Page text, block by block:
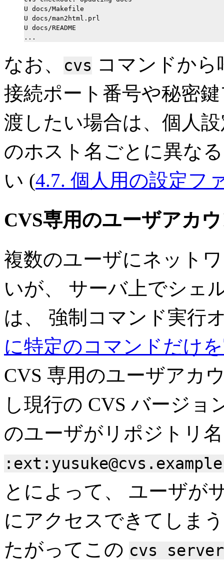
U docs/Makefile
U docs/man2html.prl
U docs/README
なお、 cvs コマンドか
接続ポート番号や秘密
渡したい場合は、個人
のホスト名ごとに異な
い (4.7. 個人用の設定フ
CVS専用のユーザアカ
複数のユーザにネット
いが、 サーバ上でシェ
は、 強制コマンド実行
に特定のコマンドだけ
CVS 専用のユーザアカ
し現行の CVS バージョ
のユーザがリポジトリ
とによって、 ユーザが
にアクセスできてしま
たがってこの cvs server